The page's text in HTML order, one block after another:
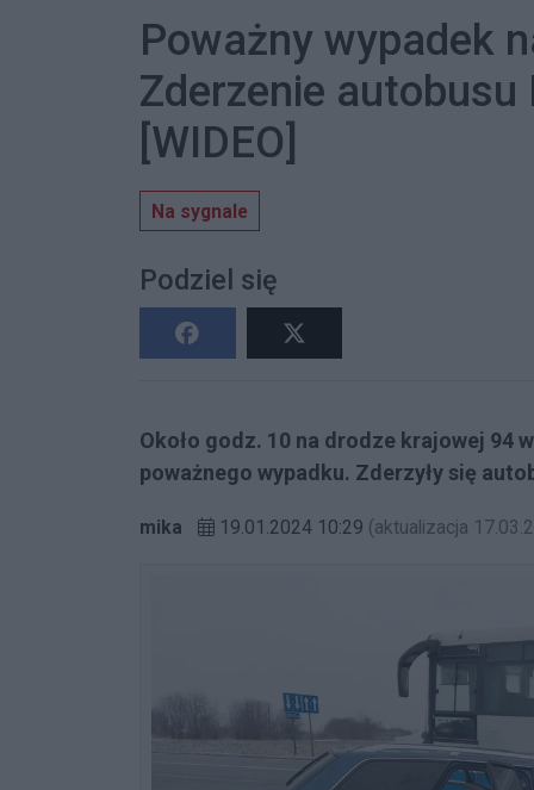
Poważny wypadek
Zderzenie autobusu
[WIDEO]
Na sygnale
Podziel się
Około godz. 10 na drodze krajowej 94
poważnego wypadku. Zderzyły się
mika 19.01.2024 10:29 (aktualizacja